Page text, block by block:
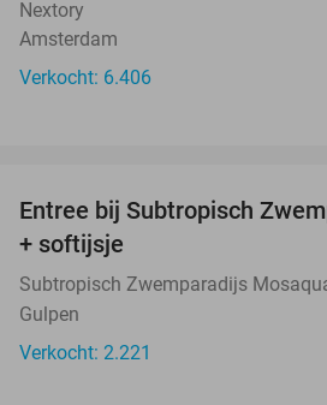
Nextory
Amsterdam
Verkocht: 6.406
Entree bij Subtropisch
+ softijsje
Subtropisch Zwemparadijs
Gulpen
Verkocht: 2.221